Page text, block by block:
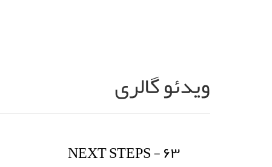
ویدئو گالری
NEXT STEPS - ۶۳